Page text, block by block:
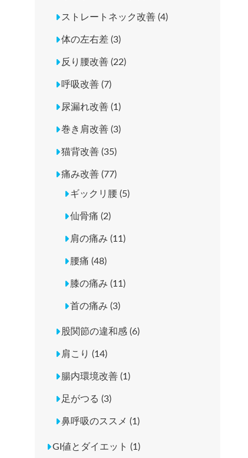
ストレートネック改善 (4)
体の左右差 (3)
反り腰改善 (22)
呼吸改善 (7)
尿漏れ改善 (1)
巻き肩改善 (3)
猫背改善 (35)
痛み改善 (77)
ギックリ腰 (5)
仙骨痛 (2)
肩の痛み (11)
腰痛 (48)
膝の痛み (11)
首の痛み (3)
股関節の違和感 (6)
肩こり (14)
腸内環境改善 (1)
足がつる (3)
鼻呼吸のススメ (1)
GI値とダイエット (1)